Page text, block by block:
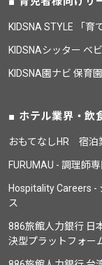
KIDSNA STYLE 「
KIDSNAシッター ベ
KIDSNA園ナビ 保育
ホテル業界・飲
おもてなしHR 宿泊
FURUMAU - 調理師
Hospitality Careers -
ス
886旅館人力銀行 日
決型プラットフォー